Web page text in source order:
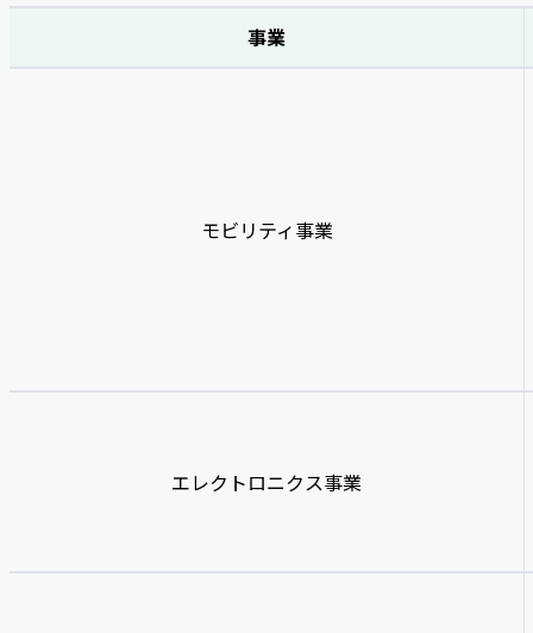
事業
モビリティ事業
エレクトロニクス事業